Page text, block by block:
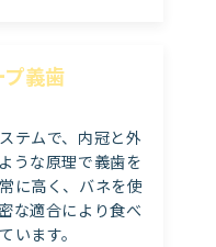
義歯
テムで、内冠と外
うな原理で義歯を
に高く、バネを使
な適合により食べ
います。